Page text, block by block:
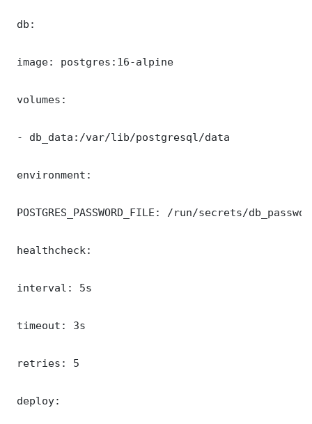
db:
image: postgres:16-alpine
volumes:
- db_data:/var/lib/postgresql/data
environment:
POSTGRES_PASSWORD_FILE: /run/secrets/
healthcheck:
interval: 5s
timeout: 3s
retries: 5
deploy: